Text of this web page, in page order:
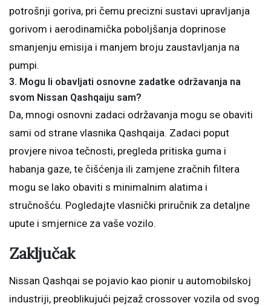
potrošnji goriva, pri čemu precizni sustavi upravljanja
gorivom i aerodinamička poboljšanja doprinose
smanjenju emisija i manjem broju zaustavljanja na
pumpi.
3. Mogu li obavljati osnovne zadatke održavanja na
svom Nissan Qashqaiju sam?
Da, mnogi osnovni zadaci održavanja mogu se obaviti
sami od strane vlasnika Qashqaija. Zadaci poput
provjere nivoa tečnosti, pregleda pritiska guma i
habanja gaze, te čišćenja ili zamjene zračnih filtera
mogu se lako obaviti s minimalnim alatima i
stručnošću. Pogledajte vlasnički priručnik za detaljne
upute i smjernice za vaše vozilo.
Zaključak
Nissan Qashqai se pojavio kao pionir u automobilskoj
industriji, preoblikujući pejzaž crossover vozila od svog